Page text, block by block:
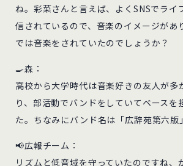
ね。彩菜さんと言えば、よくSNSでライ
信されているので、音楽のイメージが
では音楽をされていたのでしょうか？
🍳森：
高校から大学時代は音楽好きの友人が多
り、部活動でバンドをしていてベースを
た。ちなみにバンド名は「広辞苑第六版
📢広報チーム：
リズムと低音域を守っていたのですね